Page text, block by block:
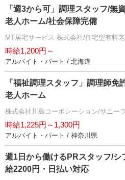
「週3から可」調理スタッフ/無
老人ホーム/社会保障完備
MT居宅サービス 株式会社/住宅型有料
時給1,200円～
アルバイト・パート / 北海道
「福祉調理スタッフ」調理師免
老人ホーム
株式会社川島コーポレーション/サニー
時給1,225円～1,300円
アルバイト・パート / 神奈川県
週1日から働けるPRスタッフ/
給2200円・日払い対応